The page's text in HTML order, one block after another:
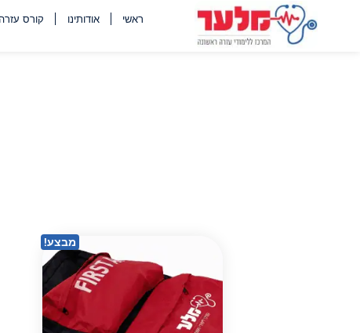
ראשי אודותינו קורס
מבצע!